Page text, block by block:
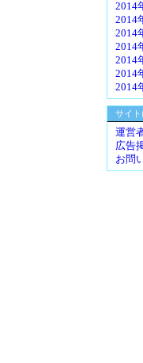
2014
2014
2014
2014
2014
2014
2014
サイト
運営
広告
お問